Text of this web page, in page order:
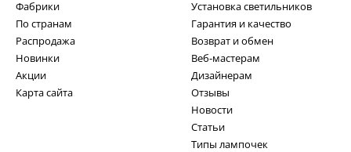
Фабрики
По странам
Распродажа
Новинки
Акции
Карта сайта
Установка светильников
Гарантия и качество
Возврат и обмен
Веб-мастерам
Дизайнерам
Отзывы
Новости
Статьи
Типы лампочек